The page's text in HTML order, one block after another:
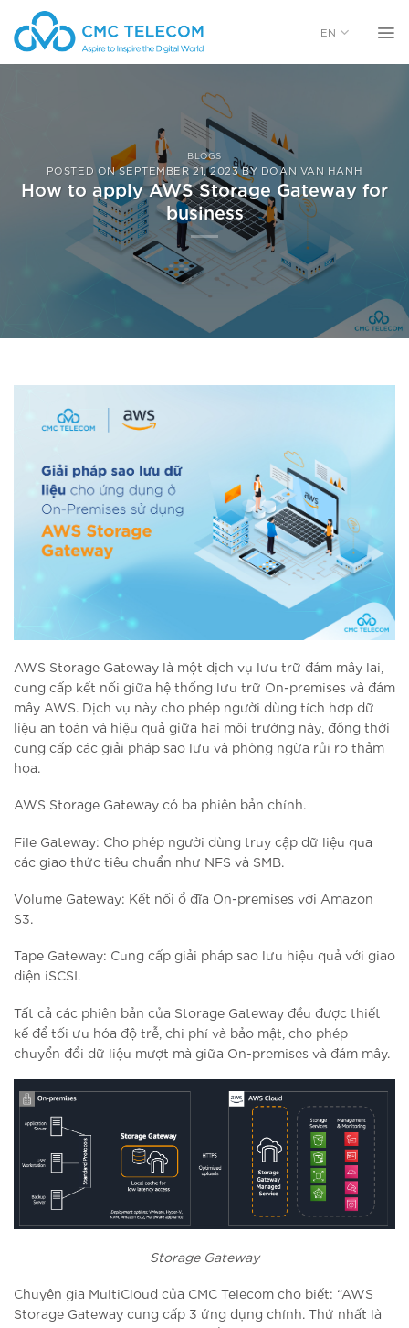
qua
nội
dung
EN
BLOGS
POSTED ONSEPTEMBER 21, 2023 BY DOAN VAN HANH
How to apply AWS Storage Gateway for
business
AWS Storage Gateway là một dịch vụ lưu trữ đám mây lai,
cung cấp kết nối giữa hệ thống lưu trữ On-premises và đám
mây AWS. Dịch vụ này cho phép người dùng tích hợp dữ
liệu an toàn và hiệu quả giữa hai môi trường này, đồng thời
cung cấp các giải pháp sao lưu và phòng ngừa rủi ro thảm
họa.
AWS Storage Gateway có ba phiên bản chính.
File Gateway: Cho phép người dùng truy cập dữ liệu qua
các giao thức tiêu chuẩn như NFS và SMB.
Volume Gateway: Kết nối ổ đĩa On-premises với Amazon
S3.
Tape Gateway: Cung cấp giải pháp sao lưu hiệu quả với giao
diện iSCSI.
Tất cả các phiên bản của Storage Gateway đều được thiết
kế để tối ưu hóa độ trễ, chi phí và bảo mật, cho phép
chuyển đổi dữ liệu mượt mà giữa On-premises và đám mây.
Storage Gateway
Chuyên gia MultiCloud của CMC Telecom cho biết: “AWS
Storage Gateway cung cấp 3 ứng dụng chính. Thứ nhất là